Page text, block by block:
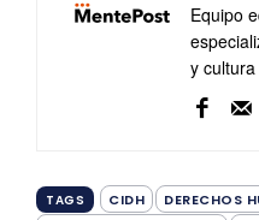
Equipo
y
TAGS CIDH DERECHOS